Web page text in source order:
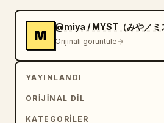
İnsan yüzlerini özelliksiz
kahverengi-gri dikdörtgen
kapatın. Alt kısma tüm
parlak bir TV haberi alt
parlak kırmızı üst şeritli,
altın kenarlı ve üzerinde
M
@miya / MYST（みや／ミ
Orijinali görüntüle
YAYINLANDI
ORIJINAL DIL
KATEGORILER